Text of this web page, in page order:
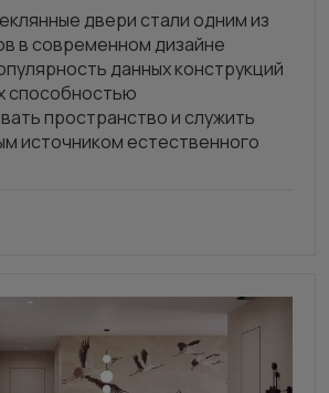
двери стали одним из
в современном дизайне
данных конструкций
способностью
пространство и служить
источником естественного